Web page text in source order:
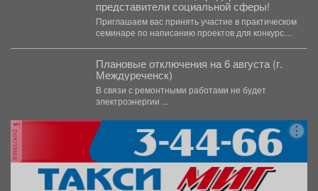
представители социальной сферы!
Приглашаем вас принять участие в практическом
семинаре по написанию проектов для конкурсов
Плановые отключения на 6 августа (г.
Междуреченск)
В связи с ремонтными работами не будет
электроэнергии ...
реклама